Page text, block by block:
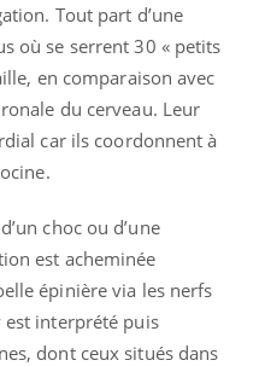
Tout part d’une
où se serrent 30 « petits
en comparaison avec
du cerveau. Leur
car ils coordonnent à
choc ou d’une
est acheminée
épinière via les nerfs
est interprété puis
dont ceux situés dans